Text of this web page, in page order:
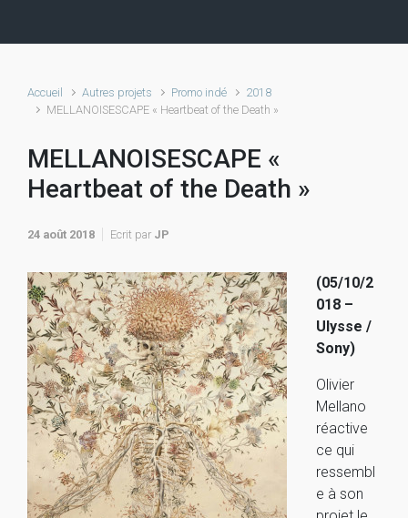
Accueil Autres projets Promo indé
2018
MELLANOISESCAPE « Heartbeat of the Death »
MELLANOISESCAPE «
Heartbeat of the Death »
24 août 2018 Ecrit par JP
(05/10/2
018 –
Ulysse /
Sony)
Olivier
Mellano
réactive
ce qui
ressembl
e à son